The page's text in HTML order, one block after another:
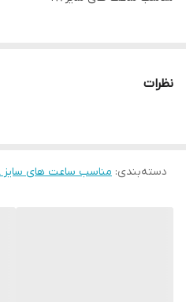
نظرات
دسته‌بندی: مناسب ساعت های سایز 28 (عرض بند ۱۲mm)